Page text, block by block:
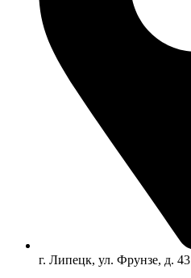
г. Липецк, ул. Фрунзе, д. 43